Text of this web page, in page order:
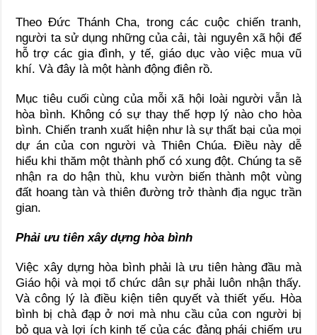
Theo Đức Thánh Cha, trong các cuộc chiến tranh,
người ta sử dụng những của cải, tài nguyên xã hội để
hỗ trợ các gia đình, y tế, giáo dục vào việc mua vũ
khí. Và đây là một hành động điên rồ.
Mục tiêu cuối cùng của mỗi xã hội loài người vẫn là
hòa bình. Không có sự thay thế hợp lý nào cho hòa
bình. Chiến tranh xuất hiện như là sự thất bại của mọi
dự án của con người và Thiên Chúa. Điều này dễ
hiểu khi thăm một thành phố có xung đột. Chúng ta sẽ
nhận ra do hận thù, khu vườn biến thành một vùng
đất hoang tàn và thiên đường trở thành địa ngục trần
gian.
Phải ưu tiên xây dựng hòa bình
Việc xây dựng hòa bình phải là ưu tiên hàng đầu mà
Giáo hội và mọi tổ chức dân sự phải luôn nhận thấy.
Và công lý là điều kiện tiên quyết và thiết yếu. Hòa
bình bị chà đạp ở nơi mà nhu cầu của con người bị
bỏ qua và lợi ích kinh tế của các đảng phái chiếm ưu